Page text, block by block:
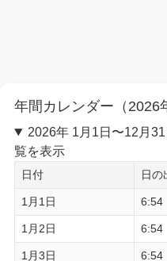
年間カレンダー（2026
2026年 1月1日〜12月
覧を表示
日付 日の
1月1日 6:54
1月2日 6:54
1月3日 6:54